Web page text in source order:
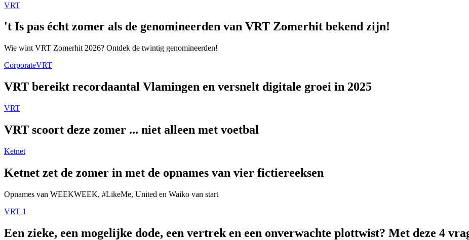
VRT
't Is pas écht zomer als de genomineerden van VRT Zomerhit bekend zijn!
Wie wint VRT Zomerhit 2026? Ontdek de twintig genomineerden!
CorporateVRT
VRT bereikt recordaantal Vlamingen en versnelt digitale groei in 2025
VRT
VRT scoort deze zomer ... niet alleen met voetbal
Ketnet
Ketnet zet de zomer in met de opnames van vier fictiereeksen
Opnames van WEEKWEEK, #LikeMe, United en Waiko van start
VRT 1
Een zieke, een mogelijke dode, een vertrek en een onverwachte plottwist? Met deze 4